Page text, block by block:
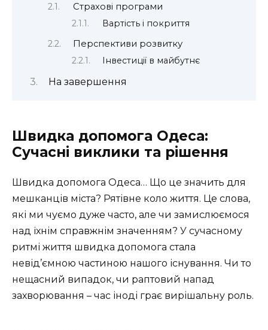
Страхові програми
Вартість і покриття
Перспективи розвитку
Інвестиції в майбутнє
На завершення
Швидка допомога Одеса:
Сучасні виклики та рішення
Швидка допомога Одеса… Що це значить для
мешканців міста? Рятівне коло життя. Це слова,
які ми чуємо дуже часто, але чи замислюємося
над їхнім справжнім значенням? У сучасному
ритмі життя швидка допомога стала
невід’ємною частиною нашого існування. Чи то
нещасний випадок, чи раптовий напад
захворювання – час іноді грає вирішальну роль.